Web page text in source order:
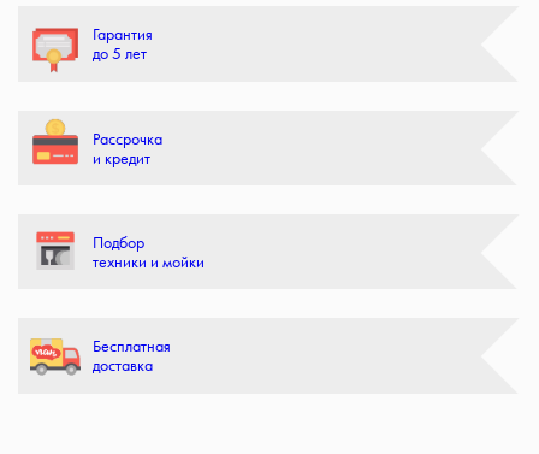
Гарантия
до 5 лет
Рассрочка
и кредит
Подбор
техники и мойки
Бесплатная
доставка